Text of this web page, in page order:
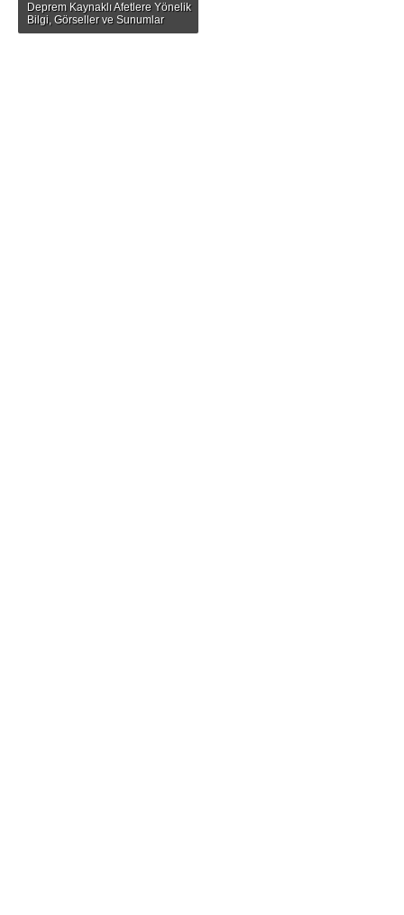
Deprem Kaynaklı Afetlere Yönelik
Bilgi, Görseller ve Sunumlar